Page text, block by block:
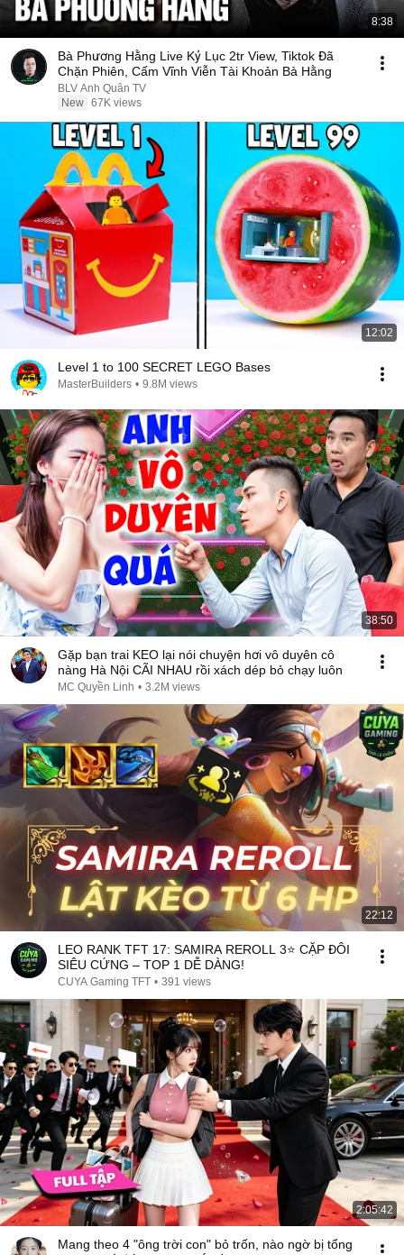
8:38
Bà Phương Hằng Live Kỷ Lục 2tr View, Tiktok Đã
Chặn Phiên, Cấm Vĩnh Viễn Tài Khoản Bà Hằng
BLV Anh Quân TV
New 67K views
12:02
Level 1 to 100 SECRET LEGO Bases
MasterBuilders • 9.8M views
38:50
Gặp bạn trai KEO lại nói chuyện hơi vô duyên cô
nàng Hà Nội CÃI NHAU rồi xách dép bỏ chạy luôn
MC Quyền Linh • 3.2M views
22:12
LEO RANK TFT 17: SAMIRA REROLL 3⭐ CẶP ĐÔI
SIÊU CỨNG – TOP 1 DỄ DÀNG!
CUYA Gaming TFT • 391 views
2:05:42
Mang theo 4 "ông trời con" bỏ trốn, nào ngờ bị tổng